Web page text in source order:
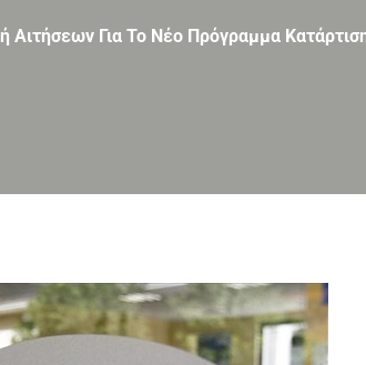
Αιτήσεων Για Το Νέο Πρόγραμμα